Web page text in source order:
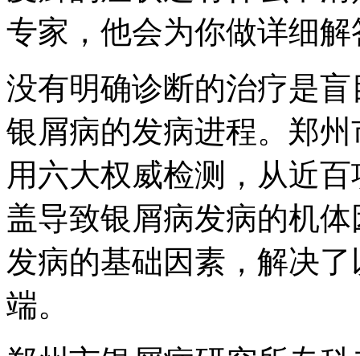
专家，他会为你做详细解
没有明确诊断的治疗是
银屑病的发病进程。郑
用六大权威检测，从近
盖导致银屑病发病的机
发病的基础因素，解决
端。